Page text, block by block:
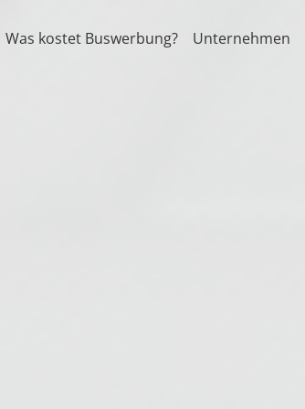
Was kostet Buswerbung? Unternehmen